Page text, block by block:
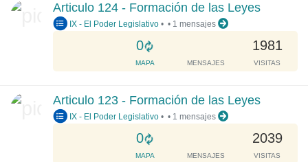
i
n
g
.
.
Articulo 124 - Formación de las Leyes
IX - El Poder Legislativo •
0
L
o
a
i
n
g
.
MAPA MENSAJES
1981
VISITAS
• 1 mensajes
Articulo 123 - Formación de las Leyes
IX - El Poder Legislativo •
0
L
o
MAPA MENSAJES
2039
VISITAS
• 1 mensajes